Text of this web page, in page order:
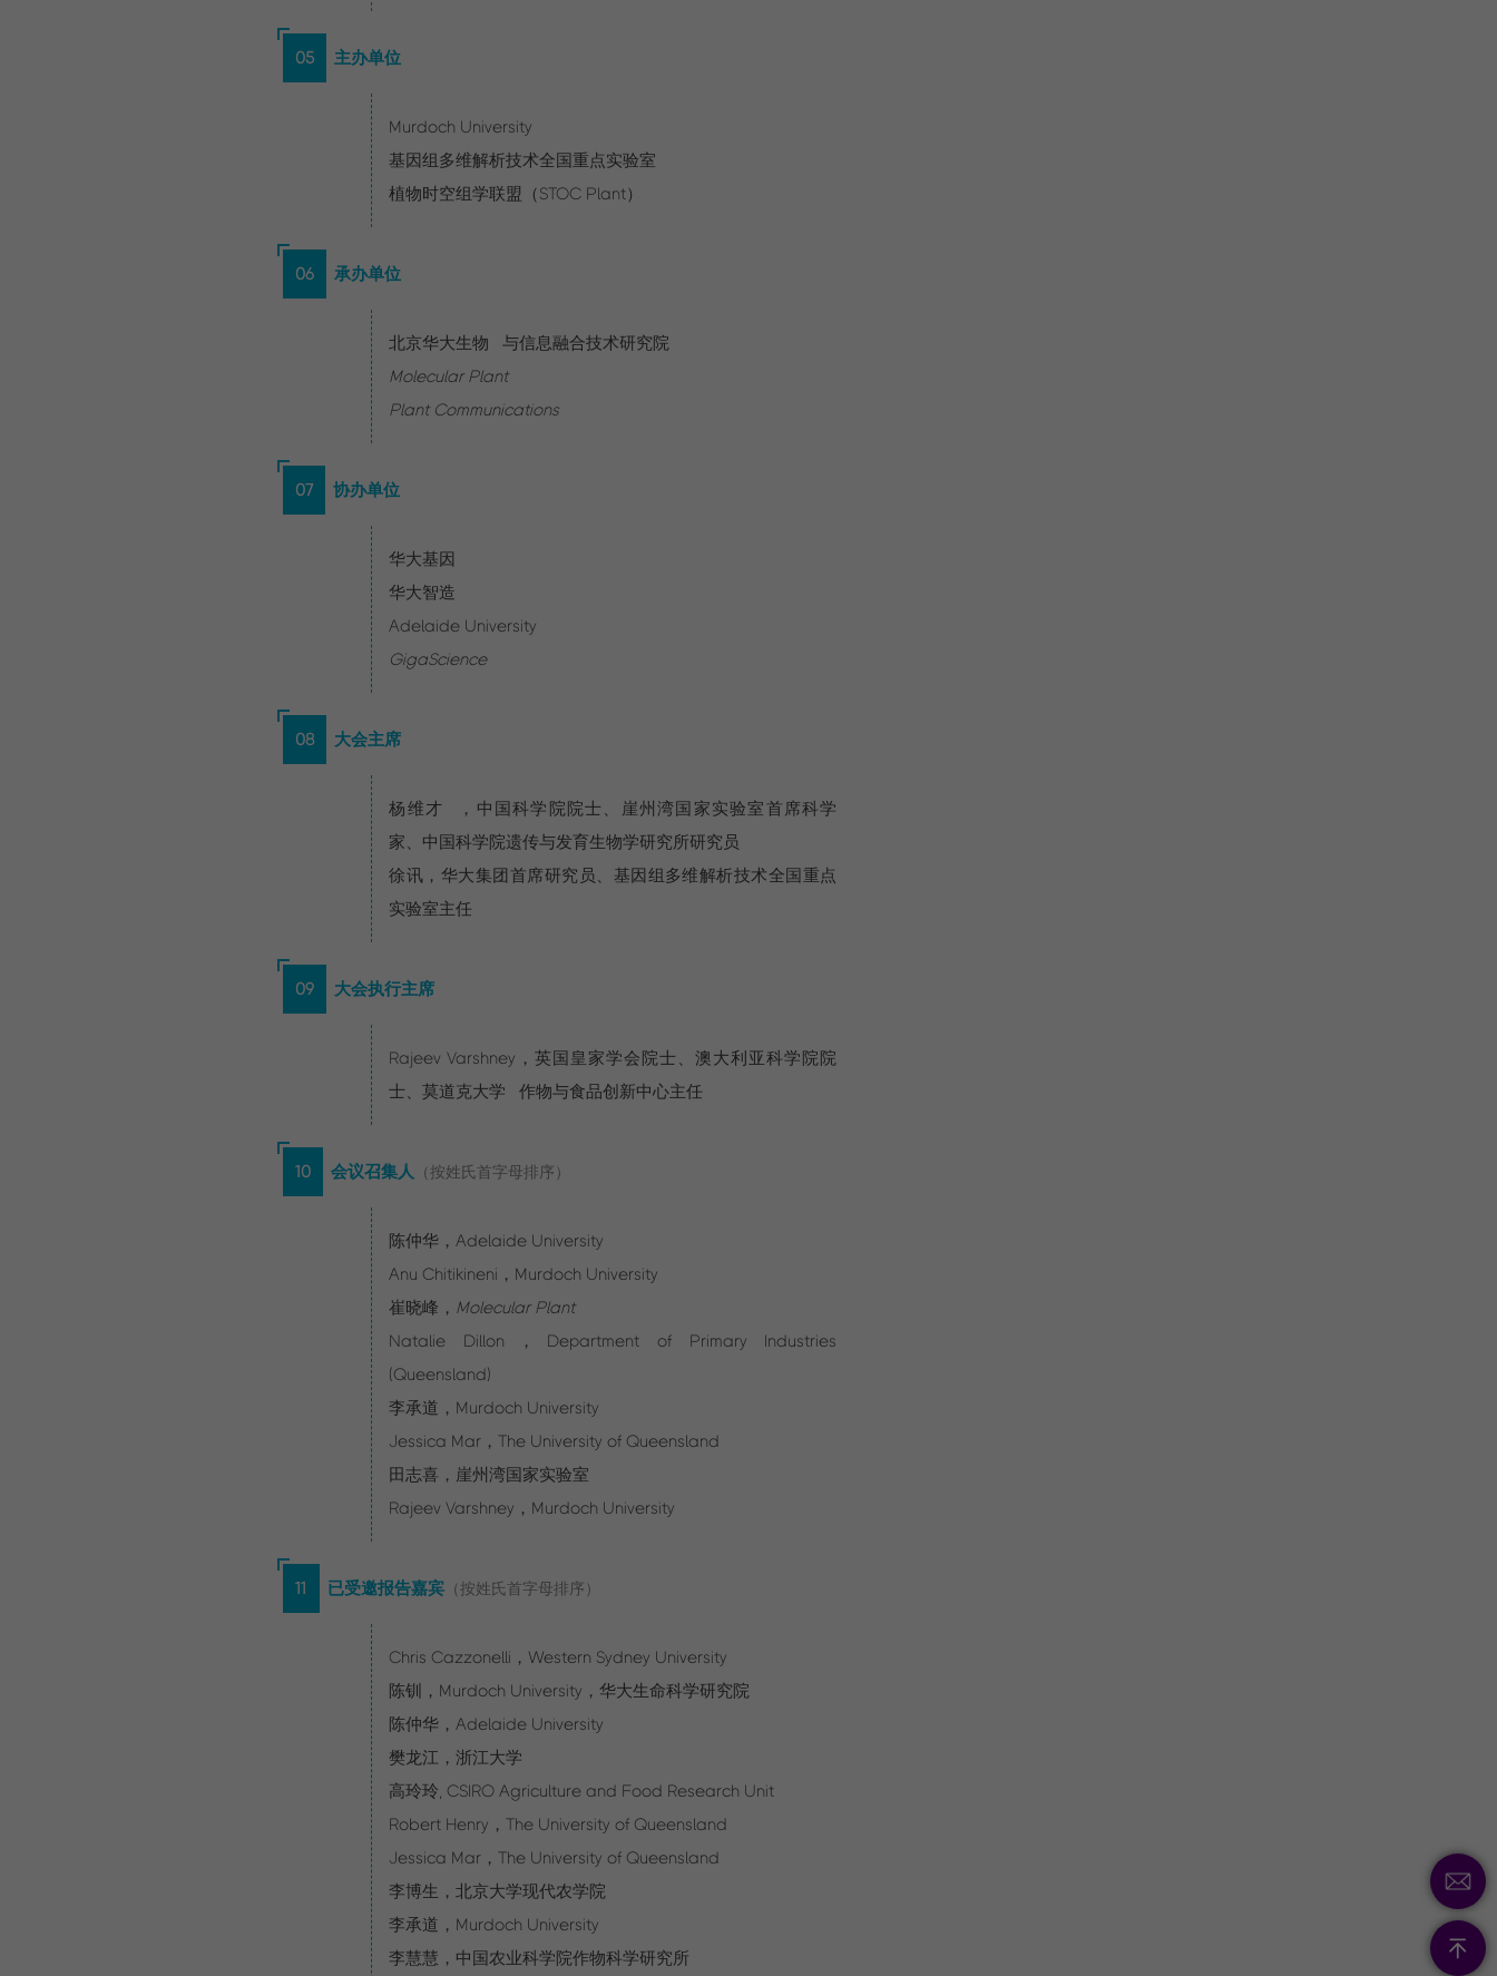
05 主办单位
Murdoch University
基因组多维解析技术全国重点实验室
植物时空组学联盟（STOC Plant）
06 承办单位
北京华大生物
与信息融合技术研究院
Molecular Plant
Plant Communications
07 协办单位
华大基因
华大智造
Adelaide University
GigaScience
08 大会主席
杨维才
，中国科学院院士、崖州湾国家实验室首席科学
家、中国科学院遗传与发育生物学研究所研究员
徐讯，华大集团首席研究员、基因组多维解析技术全国重点
实验室主任
09 大会执行主席
Rajeev Varshney，英国皇家学会院士、澳大利亚科学院院
士、莫道克大学 作物与食品创新中心主任
10 会议召集人 （按姓氏首字母排序）
陈仲华，Adelaide University
Anu Chitikineni，Murdoch University
崔晓峰， Molecular Plant
Natalie Dillon，Department of Primary Industries
(Queensland)
李承道，Murdoch University
Jessica Mar，The University of Queensland
田志喜，崖州湾国家实验室
Rajeev Varshney，Murdoch University
11 已受邀报告嘉宾 （按姓氏首字母排序）
Chris Cazzonelli，Western Sydney University
陈钏，Murdoch University，华大生命科学研究院
陈仲华，Adelaide University
樊龙江，浙江大学
高玲玲, CSIRO Agriculture and Food Research Unit
Robert Henry，The University of Queensland
Jessica Mar，The University of Queensland
李博生，北京大学现代农学院
李承道，Murdoch University
李慧慧，中国农业科学院作物科学研究所